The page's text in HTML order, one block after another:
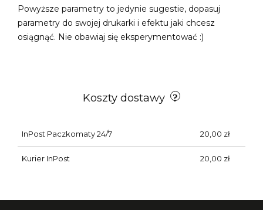
Powyższe parametry to jedynie sugestie, dopasuj
parametry do swojej drukarki i efektu jaki chcesz
osiągnąć. Nie obawiaj się eksperymentować :)
Koszty dostawy
InPost Paczkomaty 24/7 20,00 zł
Kurier InPost 20,00 zł